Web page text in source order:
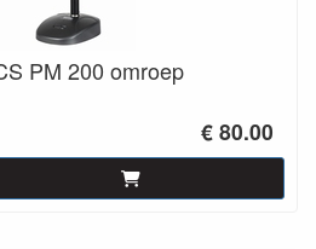
PM 200 omroep
€ 80.00